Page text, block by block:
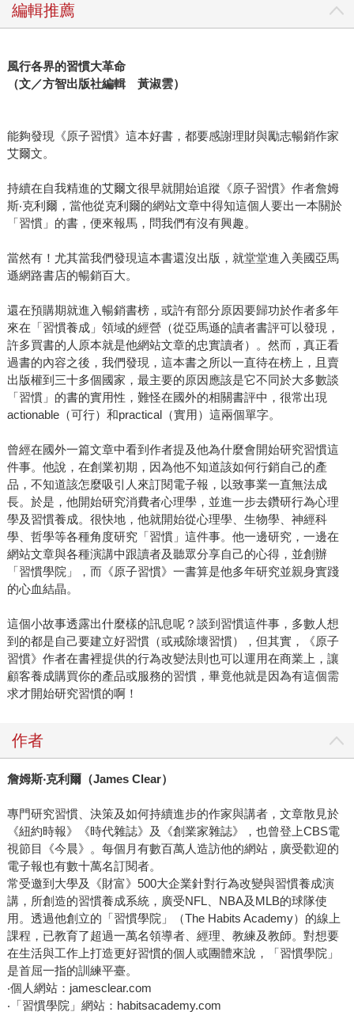
編輯推薦
風行各界的習慣大革命
（文／方智出版社編輯 黃淑雲）
能夠發現《原子習慣》這本好書，都要感謝理財與勵志暢銷作家
艾爾文。
持續在自我精進的艾爾文很早就開始追蹤《原子習慣》作者詹姆
斯‧克利爾，當他從克利爾的網站文章中得知這個人要出一本關於
「習慣」的書，便來報馬，問我們有沒有興趣。
當然有！尤其當我們發現這本書還沒出版，就堂堂進入美國亞馬
遜網路書店的暢銷百大。
還在預購期就進入暢銷書榜，或許有部分原因要歸功於作者多年
來在「習慣養成」領域的經營（從亞馬遜的讀者書評可以發現，
許多買書的人原本就是他網站文章的忠實讀者）。然而，真正看
過書的內容之後，我們發現，這本書之所以一直待在榜上，且賣
出版權到三十多個國家，最主要的原因應該是它不同於大多數談
「習慣」的書的實用性，難怪在國外的相關書評中，很常出現
actionable（可行）和practical（實用）這兩個單字。
曾經在國外一篇文章中看到作者提及他為什麼會開始研究習慣這
件事。他說，在創業初期，因為他不知道該如何行銷自己的產
品，不知道該怎麼吸引人來訂閱電子報，以致事業一直無法成
長。於是，他開始研究消費者心理學，並進一步去鑽研行為心理
學及習慣養成。很快地，他就開始從心理學、生物學、神經科
學、哲學等各種角度研究「習慣」這件事。他一邊研究，一邊在
網站文章與各種演講中跟讀者及聽眾分享自己的心得，並創辦
「習慣學院」，而《原子習慣》一書算是他多年研究並親身實踐
的心血結晶。
這個小故事透露出什麼樣的訊息呢？談到習慣這件事，多數人想
到的都是自己要建立好習慣（或戒除壞習慣），但其實，《原子
習慣》作者在書裡提供的行為改變法則也可以運用在商業上，讓
顧客養成購買你的產品或服務的習慣，畢竟他就是因為有這個需
求才開始研究習慣的啊！
作者
詹姆斯‧克利爾（James Clear）
專門研究習慣、決策及如何持續進步的作家與講者，文章散見於
《紐約時報》《時代雜誌》及《創業家雜誌》，也曾登上CBS電
視節目《今晨》。每個月有數百萬人造訪他的網站，廣受歡迎的
電子報也有數十萬名訂閱者。
常受邀到大學及《財富》500大企業針對行為改變與習慣養成演
講，所創造的習慣養成系統，廣受NFL、NBA及MLB的球隊使
用。透過他創立的「習慣學院」（The Habits Academy）的線上
課程，已教育了超過一萬名領導者、經理、教練及教師。對想要
在生活與工作上打造更好習慣的個人或團體來說，「習慣學院」
是首屈一指的訓練平臺。
‧個人網站：jamesclear.com
‧「習慣學院」網站：habitsacademy.com